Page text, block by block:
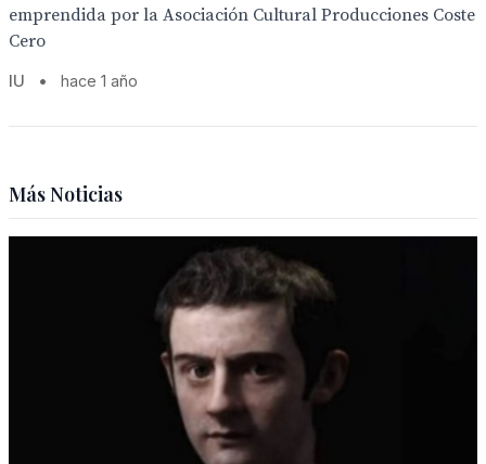
emprendida por la Asociación Cultural Producciones Coste
Cero
IU • hace 1 año
Más Noticias